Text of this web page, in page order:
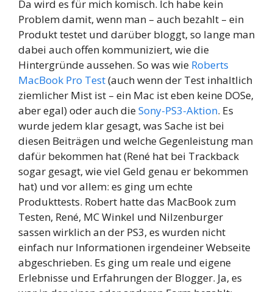
Da wird es für mich komisch. Ich habe kein
Problem damit, wenn man – auch bezahlt – ein
Produkt testet und darüber bloggt, so lange man
dabei auch offen kommuniziert, wie die
Hintergründe aussehen. So was wie Roberts
MacBook Pro Test(auch wenn der Test inhaltlich
ziemlicher Mist ist – ein Mac ist eben keine DOSe,
aber egal) oder auch dieSony-PS3-Aktion. Es
wurde jedem klar gesagt, was Sache ist bei
diesen Beiträgen und welche Gegenleistung man
dafür bekommen hat (René hat bei Trackback
sogar gesagt, wie viel Geld genau er bekommen
hat) und vor allem: es ging um echte
Produkttests. Robert hatte das MacBook zum
Testen, René, MC Winkel und Nilzenburger
sassen wirklich an der PS3, es wurden nicht
einfach nur Informationen irgendeiner Webseite
abgeschrieben. Es ging um reale und eigene
Erlebnisse und Erfahrungen der Blogger. Ja, es